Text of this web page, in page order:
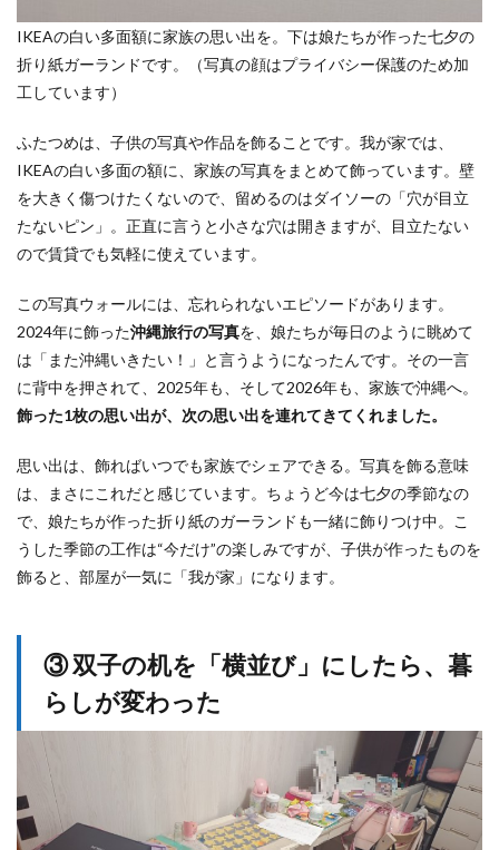
IKEAの白い多面額に家族の思い出を。下は娘たちが作った七夕の
折り紙ガーランドです。（写真の顔はプライバシー保護のため加
工しています）
ふたつめは、子供の写真や作品を飾ることです。我が家では、
IKEAの白い多面の額に、家族の写真をまとめて飾っています。壁
を大きく傷つけたくないので、留めるのはダイソーの「穴が目立
たないピン」。正直に言うと小さな穴は開きますが、目立たない
ので賃貸でも気軽に使えています。
この写真ウォールには、忘れられないエピソードがあります。
2024年に飾った沖縄旅行の写真を、娘たちが毎日のように眺めて
は「また沖縄いきたい！」と言うようになったんです。その一言
に背中を押されて、2025年も、そして2026年も、家族で沖縄へ。
飾った1枚の思い出が、次の思い出を連れてきてくれました。
思い出は、飾ればいつでも家族でシェアできる。写真を飾る意味
は、まさにこれだと感じています。ちょうど今は七夕の季節なの
で、娘たちが作った折り紙のガーランドも一緒に飾りつけ中。こ
うした季節の工作は“今だけ”の楽しみですが、子供が作ったものを
飾ると、部屋が一気に「我が家」になります。
③ 双子の机を「横並び」にしたら、暮
らしが変わった